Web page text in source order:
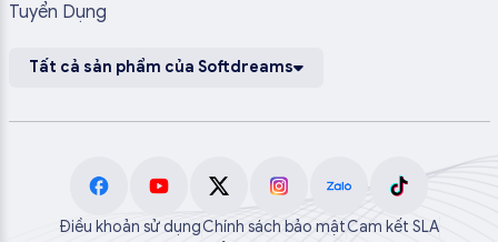
Tuyển Dụng
Tất cả sản phẩm của Softdreams
Điều khoản sử dụngChính sách bảo mậtCam kết SLA